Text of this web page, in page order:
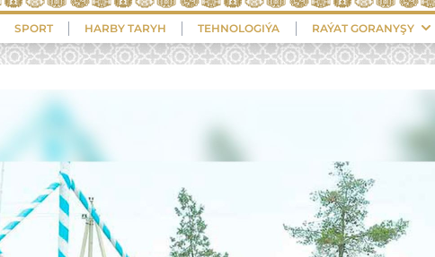
SPORT HARBY TARYH TEHNOLOGIÝA RAÝAT GORANYŞY